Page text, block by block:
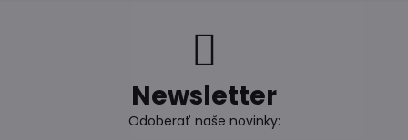
Newsletter
Odoberať naše novinky: